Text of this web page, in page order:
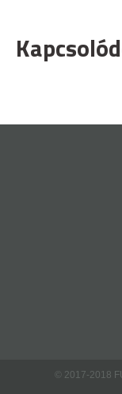
© 2017-2018